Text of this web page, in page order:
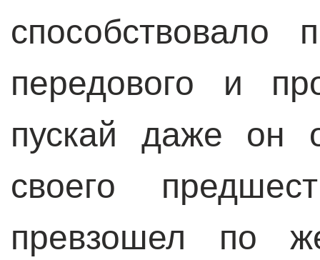
способствовало
передового и
пускай даже он
своего
превзошел по